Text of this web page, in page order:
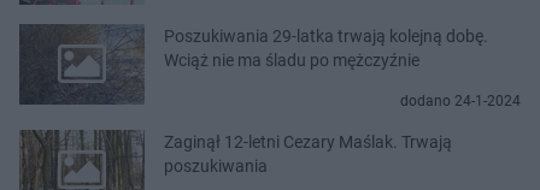
Poszukiwania 29-latka trwają kolejną dobę.
Wciąż nie ma śladu po mężczyźnie
dodano 24-1-2024
Zaginął 12-letni Cezary Maślak. Trwają
poszukiwania